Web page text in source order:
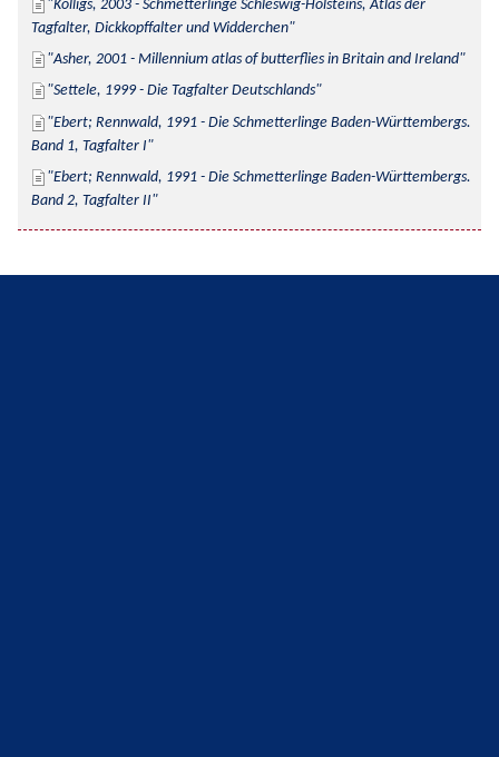
Kolligs, 2003 - Schmetterlinge Schleswig-Holsteins, Atlas der
Tagfalter, Dickkopffalter und Widderchen
Asher, 2001 - Millennium atlas of butterflies in Britain and Ireland
Settele, 1999 - Die Tagfalter Deutschlands
Ebert; Rennwald, 1991 - Die Schmetterlinge Baden-Württembergs.
Band 1, Tagfalter I
Ebert; Rennwald, 1991 - Die Schmetterlinge Baden-Württembergs.
Band 2, Tagfalter II